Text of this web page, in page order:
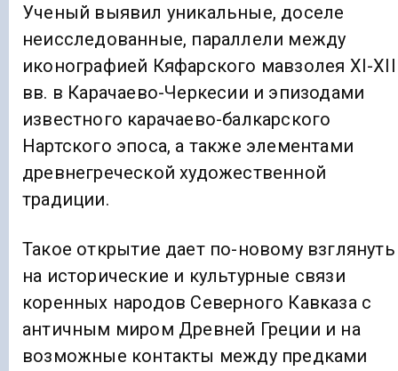
Ученый выявил уникальные, доселе
неисследованные, параллели между
иконографией Кяфарского мавзолея XI-XII
вв. в Карачаево-Черкесии и эпизодами
известного карачаево-балкарского
Нартского эпоса, а также элементами
древнегреческой художественной
традиции.
Такое открытие дает по-новому взглянуть
на исторические и культурные связи
коренных народов Северного Кавказа с
античным миром Древней Греции и на
возможные контакты между предками